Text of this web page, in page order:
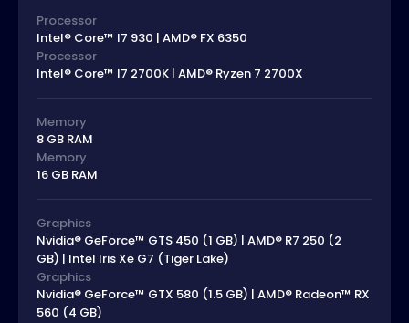
Processor
Intel® Core™ I7 930 | AMD® FX 6350
Processor
Intel® Core™ I7 2700K | AMD® Ryzen 7 2700X
Memory
8 GB RAM
Memory
16 GB RAM
Graphics
Nvidia® GeForce™ GTS 450 (1 GB) | AMD® R7 250 (2
GB) | Intel Iris Xe G7 (Tiger Lake)
Graphics
Nvidia® GeForce™ GTX 580 (1.5 GB) | AMD® Radeon™ RX
560 (4 GB)